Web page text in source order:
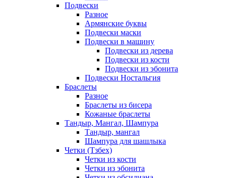
Подвески
Разное
Армянские буквы
Подвески маски
Подвески в машину
Подвески из дерева
Подвески из кости
Подвески из эбонита
Подвески Ностальгия
Браслеты
Разное
Браслеты из бисера
Кожаные браслеты
Тандыр, Мангал, Шампура
Тандыр, мангал
Шампура для шашлыка
Четки (Тзбех)
Четки из кости
Четки из эбонита